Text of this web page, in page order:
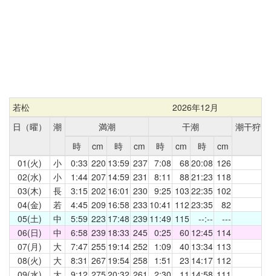
若松
2026年12月
日（曜）
潮 満潮 干潮 潮干狩
時
cm 時 cm 時 cm 時
cm
01(火)
小 0:33 220 13:59 237 7:08 68 20:08 126
02(水)
小 1:44 207 14:59 231 8:11 88 21:23 118
03(木)
長 3:15 202 16:01 230 9:25 103 22:35 102
04(金)
若 4:45 209 16:58 233 10:41 112 23:35 82
05(土)
中 5:59 223 17:48 239 11:49 115 --:-- ---
06(日)
中 6:58 239 18:33 245 0:25 60 12:45 114
07(月)
大 7:47 255 19:14 252 1:09 40 13:34 113
08(火)
大 8:31 267 19:54 258 1:51 23 14:17 112